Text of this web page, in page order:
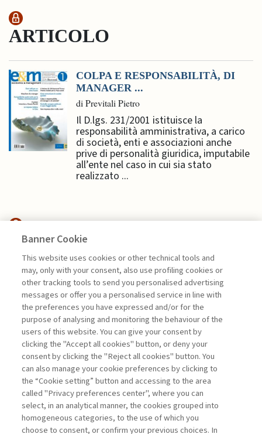
ARTICOLO
COLPA E RESPONSABILITÀ, DI
MANAGER ...
di Previtali Pietro
Il D.lgs. 231/2001 istituisce la
responsabilità amministrativa, a carico
di società, enti e associazioni anche
prive di personalità giuridica, imputabile
all’ente nel caso in cui sia stato
realizzato ...
FINANCE
TRANSITION FINANCE,
SOSTENIBILITÀ ...
di Andrea Beltratti e Alessia Bezzecchi
La consultazione dei libri è riservata esclusivamente
agli abbonati Premium
Legenda: Accedi Per registrati Per abbonati
Banner Cookie
This website uses cookies or other technical tools and
may, only with your consent, also use profiling cookies or
other tracking tools to send you personalised advertising
messages or offer you a personalised service in line with
the preferences you have expressed and/or for the
purpose of analysing and monitoring the behaviour of the
users of this website. You can give your consent by
clicking the "Accept all cookies" button, or deny your
consent by clicking the "Reject all cookies" button. You
can also manage your cookie preferences by clicking to
the “Cookie setting” button and accessing to the area
called "Privacy preferences center", where you can
select, in an analytical manner, the cookies grouped into
homogeneous categories, to the use of which you
choose to consent, or confirm your previous choices. In